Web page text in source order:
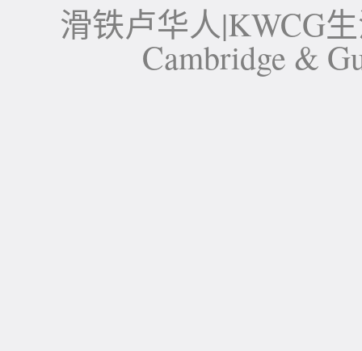
滑铁卢华人|KWCG
Cambridge &